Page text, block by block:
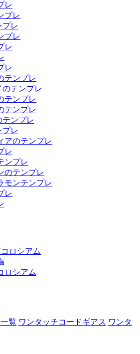
レ
プレ
プレ
プレ
レ
レ
テンプレ
テンプレ
テンプレ
テンプレ
ンプレ
プレ
アのテンプレ
レ
ンプレ
のテンプレ
モンテンプレ
レ
ロシアム
ロシアム
覧 ワンタッチコードギアス ワンタ